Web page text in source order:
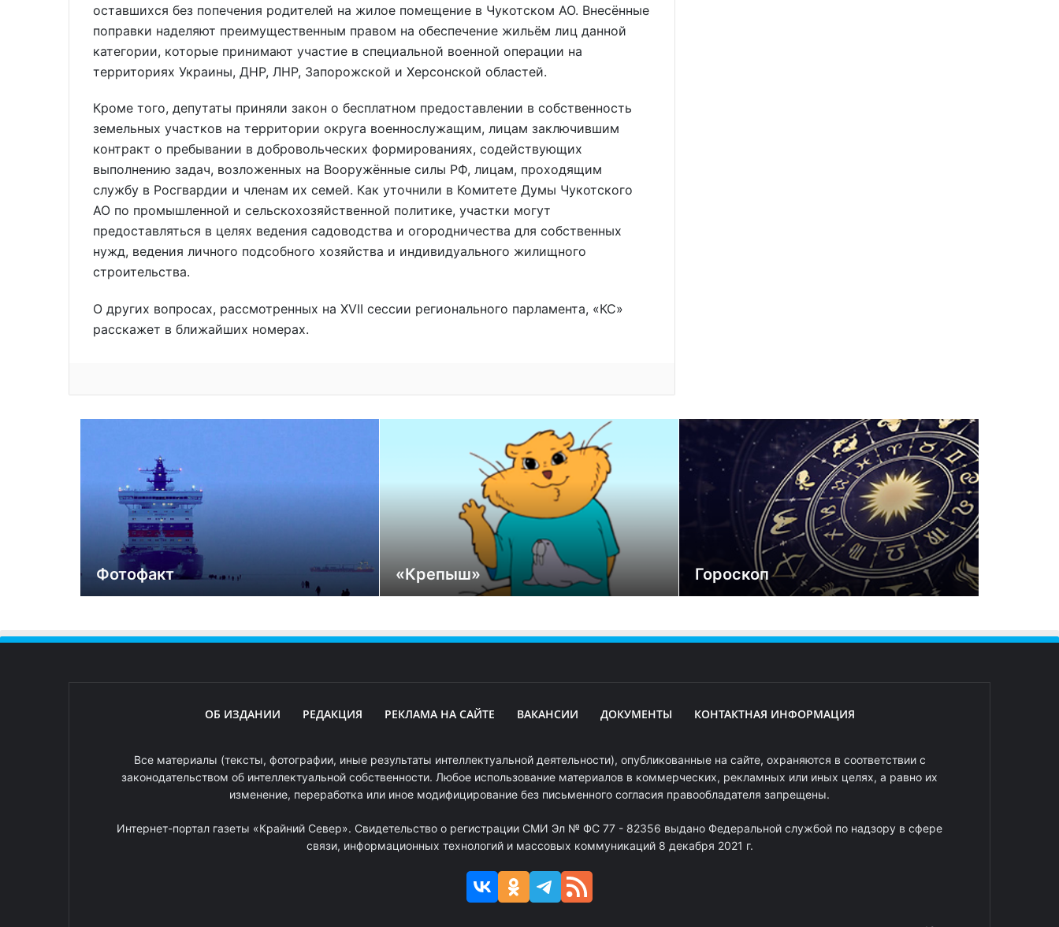
оставшихся без попечения родителей на жилое помещение в Чукотском АО. Внесённые
поправки наделяют преимущественным правом на обеспечение жильём лиц данной
категории, которые принимают участие в специальной военной операции на
территориях Украины, ДНР, ЛНР, Запорожской и Херсонской областей.
Кроме того, депутаты приняли закон о бесплатном предоставлении в собственность
земельных участков на территории округа военнослужащим, лицам заключившим
контракт о пребывании в добровольческих формированиях, содействующих
выполнению задач, возложенных на Вооружённые силы РФ, лицам, проходящим
службу в Росгвардии и членам их семей. Как уточнили в Комитете Думы Чукотского
АО по промышленной и сельскохозяйственной политике, участки могут
предоставляться в целях ведения садоводства и огородничества для собственных
нужд, ведения личного подсобного хозяйства и индивидуального жилищного
строительства.
О других вопросах, рассмотренных на XVII сессии регионального парламента, «КС»
расскажет в ближайших номерах.
Фотофакт «Крепыш» Гороскоп
ОБ ИЗДАНИИ РЕДАКЦИЯ РЕКЛАМА НА САЙТЕ ВАКАНСИИ ДОКУМЕНТЫ КОНТАКТНАЯ ИНФОРМАЦИЯ
Все материалы (тексты, фотографии, иные результаты интеллектуальной деятельности), опубликованные на сайте, охраняются в соответствии с
законодательством об интеллектуальной собственности. Любое использование материалов в коммерческих, рекламных или иных целях, а равно их
изменение, переработка или иное модифицирование без письменного согласия правообладателя запрещены.
Интернет-портал газеты «Крайний Север». Свидетельство о регистрации СМИ Эл № ФС 77 - 82356 выдано Федеральной службой по надзору в сфере
связи, информационных технологий и массовых коммуникаций 8 декабря 2021 г.